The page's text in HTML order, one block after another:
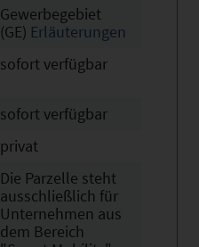
Gewerbegebiet
(GE) Erläuterungen
sofort verfügbar
sofort verfügbar
privat
Die Parzelle steht
ausschließlich für
Unternehmen aus
dem Bereich